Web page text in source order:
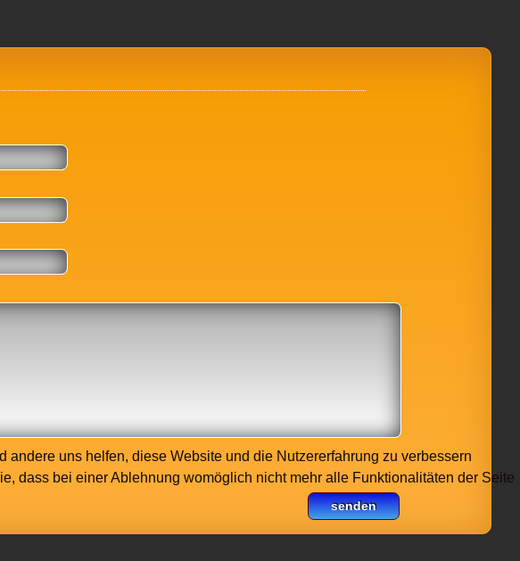
uns helfen, diese Website und die Nutzererfahrung zu verbessern
dass bei einer Ablehnung womöglich nicht mehr alle Funktionalitäten der Seite